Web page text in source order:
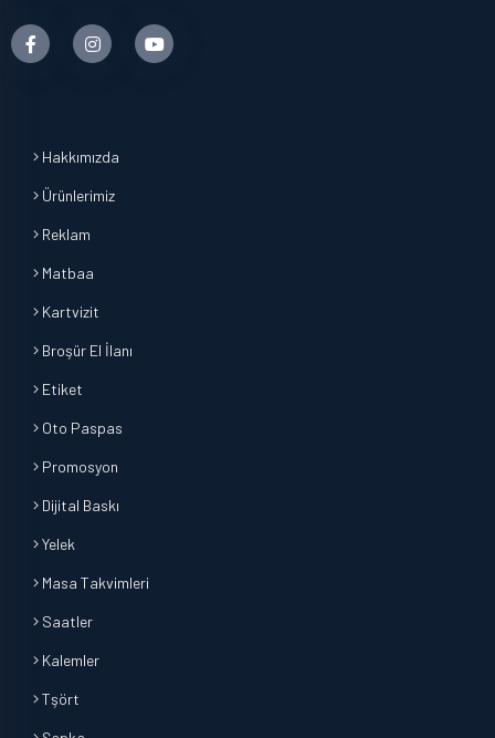
Hakkımızda
Ürünlerimiz
Reklam
Matbaa
Kartvizit
Broşür El İlanı
Etiket
Oto Paspas
Promosyon
Dijital Baskı
Yelek
Masa Takvimleri
Saatler
Kalemler
Tşört